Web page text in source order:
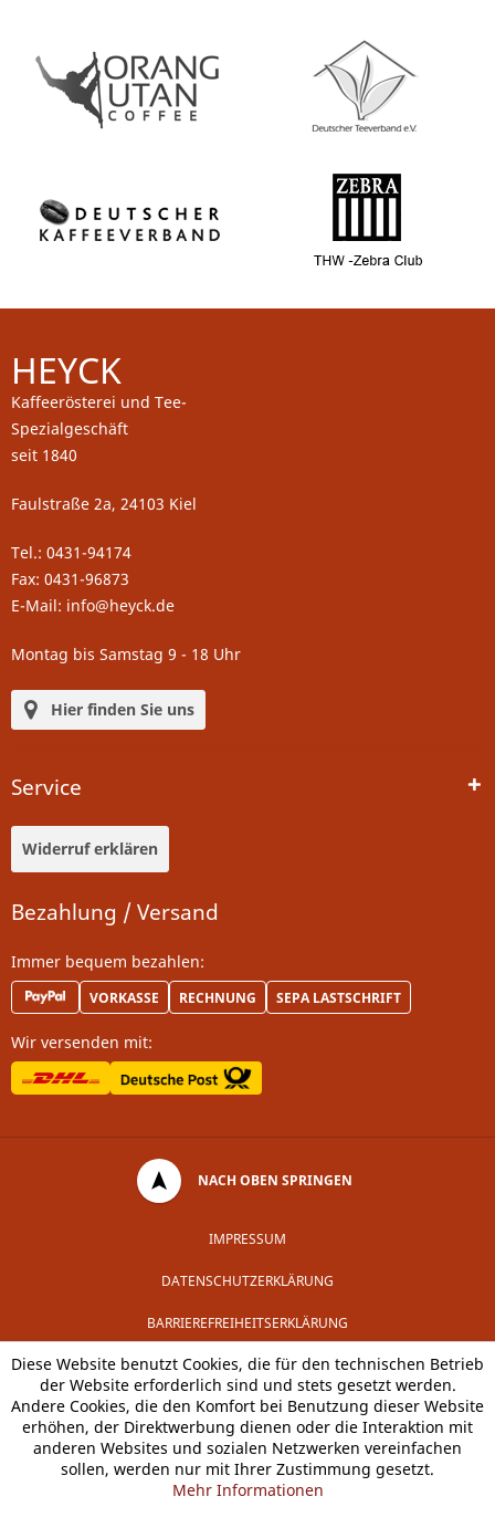
HEYCK
Kaffeerösterei und Tee-
Spezialgeschäft
seit 1840
Faulstraße 2a, 24103 Kiel
Tel.: 0431-94174
Fax: 0431-96873
E-Mail: info@heyck.de
Montag bis Samstag 9 - 18 Uhr
Hier finden Sie uns
Service
Widerruf erklären
Bezahlung / Versand
Immer bequem bezahlen:
VORKASSE RECHNUNG SEPA LASTSCHRIFT
Wir versenden mit:
NACH OBEN SPRINGEN
IMPRESSUM
DATENSCHUTZERKLÄRUNG
BARRIEREFREIHEITSERKLÄRUNG
Diese Website benutzt Cookies, die für den technischen Betrieb
der Website erforderlich sind und stets gesetzt werden.
Andere Cookies, die den Komfort bei Benutzung dieser Website
erhöhen, der Direktwerbung dienen oder die Interaktion mit
anderen Websites und sozialen Netzwerken vereinfachen
sollen, werden nur mit Ihrer Zustimmung gesetzt.
Mehr Informationen